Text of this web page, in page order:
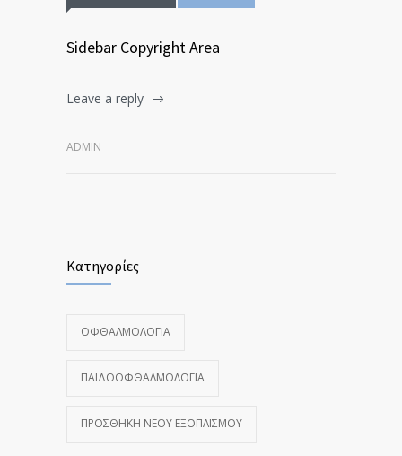
Sidebar Copyright Area
Leave a reply
ADMIN
Κατηγορίες
ΟΦΘΑΛΜΟΛΟΓΊΑ
ΠΑΙΔΟΟΦΘΑΛΜΟΛΟΓΊΑ
ΠΡΟΣΘΉΚΗ ΝΈΟΥ ΕΞΟΠΛΙΣΜΟΎ